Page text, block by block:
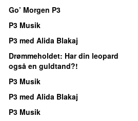
Go’ Morgen P3
P3 Musik
P3 med Alida Blakaj
Drømmeholdet: Har din leopard
også en guldtand?!
P3 Musik
P3 med Alida Blakaj
P3 Musik